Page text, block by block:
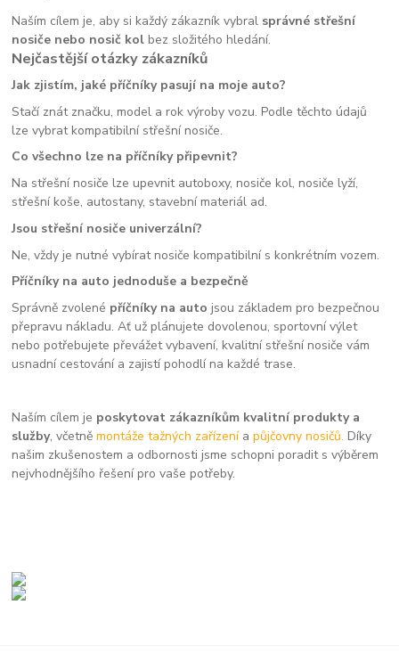
Naším cílem je, aby si každý zákazník vybral správné střešní
nosiče nebo nosič kol bez složitého hledání.
Nejčastější otázky zákazníků
Jak zjistím, jaké příčníky pasují na moje auto?
Stačí znát značku, model a rok výroby vozu. Podle těchto údajů
lze vybrat kompatibilní střešní nosiče.
Co všechno lze na příčníky připevnit?
Na střešní nosiče lze upevnit autoboxy, nosiče kol, nosiče lyží,
střešní koše, autostany, stavební materiál ad.
Jsou střešní nosiče univerzální?
Ne, vždy je nutné vybírat nosiče kompatibilní s konkrétním vozem.
Příčníky na auto jednoduše a bezpečně
Správně zvolené příčníky na auto jsou základem pro bezpečnou
přepravu nákladu. Ať už plánujete dovolenou, sportovní výlet
nebo potřebujete převážet vybavení, kvalitní střešní nosiče vám
usnadní cestování a zajistí pohodlí na každé trase.
Naším cílem je poskytovat zákazníkům kvalitní produkty a
služby, včetněmontáže tažných zařízení apůjčovny nosičů. Díky
našim zkušenostem a odbornosti jsme schopni poradit s výběrem
nejvhodnějšího řešení pro vaše potřeby.